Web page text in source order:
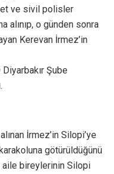
ve sivil polisler
alınıp, o günden sonra
Kerevan İrmez’in
Şube
İrmez’in Silopi’ye
götürüldüğünü
aile bireylerinin Silopi